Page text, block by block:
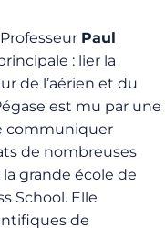
Paul
: lier la
de l’aérien et du
est mu par une
communiquer
de nombreuses
grande école de
School. Elle
de